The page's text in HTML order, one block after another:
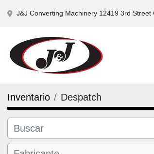
J&J Converting Machinery 12419 3rd Street
Inventario Despatch